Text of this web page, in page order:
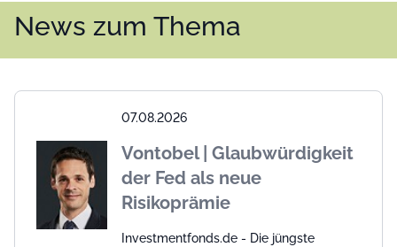
News zum Thema
07.08.2026
Vontobel | Glaubwürdigkeit
der Fed als neue
Risikoprämie
Investmentfonds.de - Die jüngste